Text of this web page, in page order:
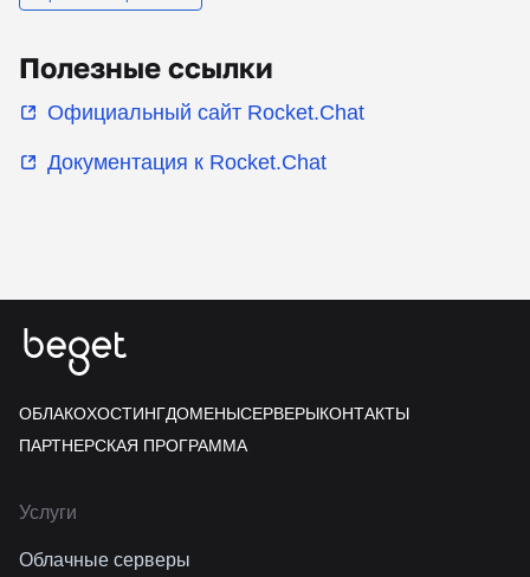
Полезные ссылки
Официальный сайт Rocket.Chat
Документация к Rocket.Chat
ОБЛАКОХОСТИНГДОМЕНЫСЕРВЕРЫКОНТАКТЫ
ПАРТНЕРСКАЯ ПРОГРАММА
Услуги
Облачные серверы